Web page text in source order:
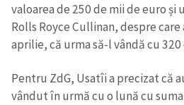
valoarea de 250 de mii de euro
Rolls Royce Cullinan, despre
aprilie, că urma să-l vândă cu
Pentru ZdG, Usatîi a precizat că
vândut în urmă cu o lună cu